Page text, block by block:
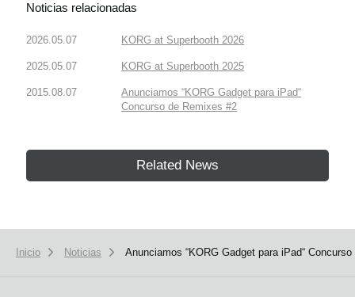
Noticias relacionadas
2026.05.07 KORG at Superbooth 2026
2025.05.07 KORG at Superbooth 2025
2015.08.07
Anunciamos “KORG Gadget para iPad“
Concurso de Remixes #2
Related News
Inicio Noticias Anunciamos “KORG Gadget para iPad“